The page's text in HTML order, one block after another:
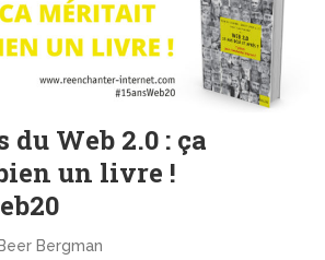
du Web 2.0 : ça
un livre !
Beer Bergman